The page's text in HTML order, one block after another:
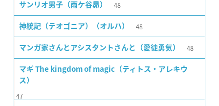
サンリオ男子（雨ケ谷昴） 48
神統記（テオゴニア）（オルハ） 48
マンガ家さんとアシスタントさんと（愛徒勇気） 48
マギ The kingdom of magic（ティトス・アレキウ
ス）
47